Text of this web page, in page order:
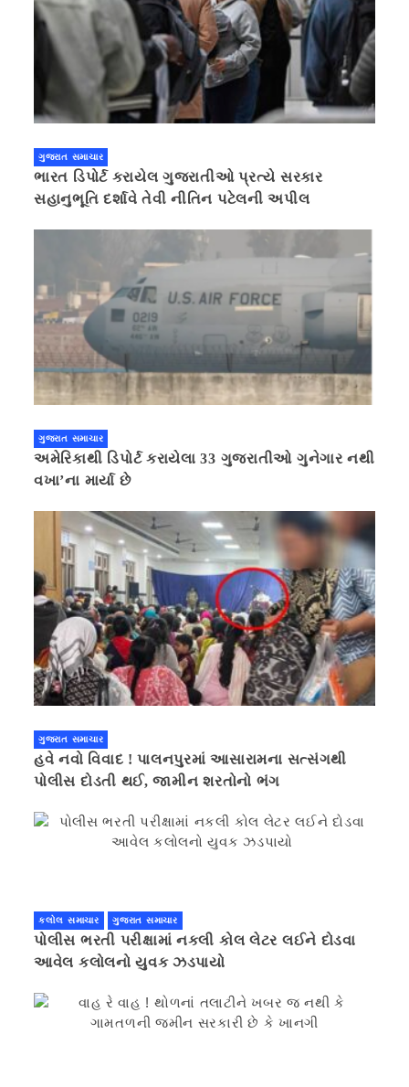
ગુજરાત સમાચાર
ભારત ડિપોર્ટ કરાયેલ ગુજરાતીઓ પ્રત્યે સરકાર
સહાનુભૂતિ દર્શાવે તેવી નીતિન પટેલની અપીલ
ગુજરાત સમાચાર
અમેરિકાથી ડિપોર્ટ કરાયેલા 33 ગુજરાતીઓ ગુનેગાર નથી
વખા’ના માર્યા છે
ગુજરાત સમાચાર
હવે નવો વિવાદ ! પાલનપુરમાં આસારામના સત્સંગથી
પોલીસ દોડતી થઈ, જામીન શરતોનો ભંગ
કલોલ સમાચાર ગુજરાત સમાચાર
પોલીસ ભરતી પરીક્ષામાં નકલી કોલ લેટર લઈને દોડવા
આવેલ કલોલનો યુવક ઝડપાયો